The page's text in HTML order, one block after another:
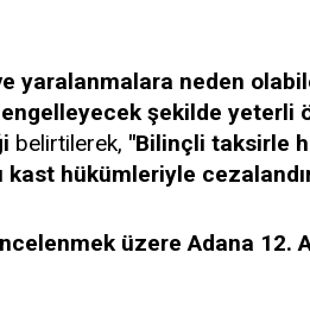
yaralanmalara neden
engelleyecek şekilde yeterli
belirtilerek, "Bilinçli taksirle
kast hükümleriyle
üzere Adana 12.